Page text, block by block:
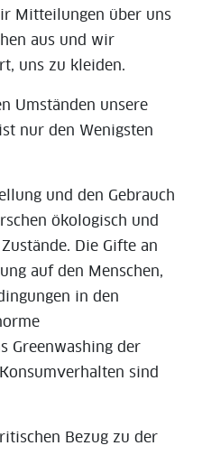
Mitteilungen über uns
aus und wir
uns zu kleiden.
Umständen unsere
nur den Wenigsten
und den Gebrauch
ökologisch und
Die Gifte an
auf den Menschen,
in den
Greenwashing der
sind
Bezug zu der